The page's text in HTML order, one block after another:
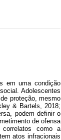
em uma condição
Adolescentes
proteção, mesmo
& Bartels, 2018;
podem definir o
de ofensa
como a
atos infracionais